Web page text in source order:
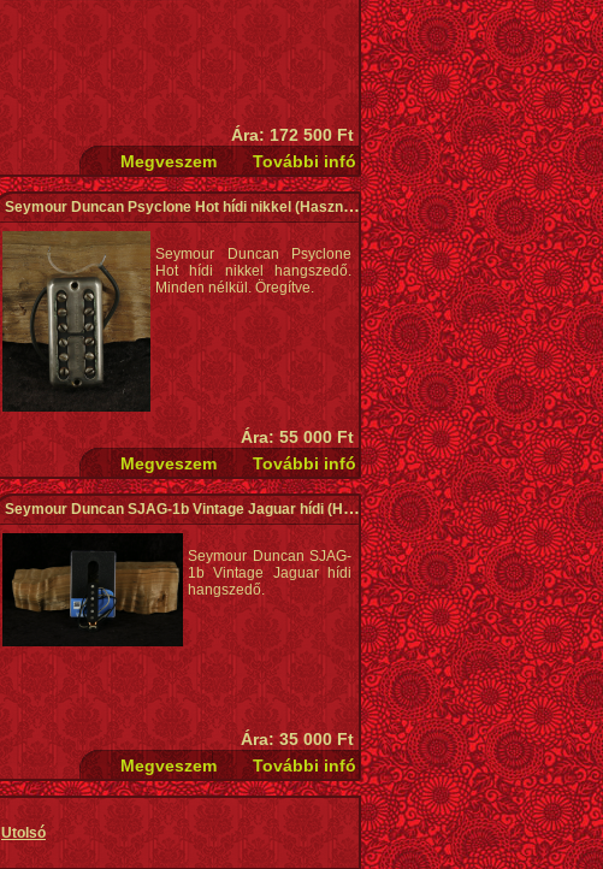
Ára: 172 500 Ft
Seymour Duncan Psyclone Hot hídi nikkel(Használt)
Seymour Duncan Psyclone
Hot hídi nikkel hangszedő.
Minden nélkül. Öregítve.
Ára: 55 000 Ft
Seymour Duncan SJAG-1b Vintage Jaguar hídi(Használt)
Seymour Duncan SJAG-
1b Vintage Jaguar hídi
hangszedő.
Ára: 35 000 Ft
Utolsó